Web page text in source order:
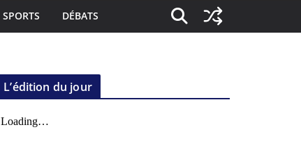
SPORTS DÉBATS
L’édition du jour